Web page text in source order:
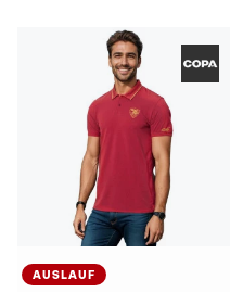
AUSLAUF